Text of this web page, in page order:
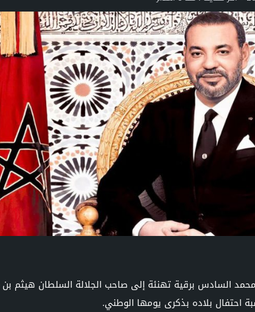
السادس برقية تهنئة إلى صاحب الجلالة السلطان هيثم
احتفال بلاده بذكرى يومها الوطني.